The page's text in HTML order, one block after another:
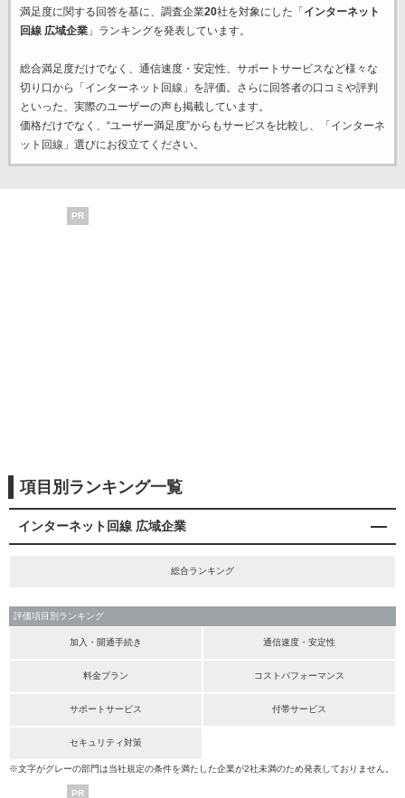
満足度に関する回答を基に、調査企業20社を対象にした「 インターネット
回線 広域企業」ランキングを発表しています。
総合満足度だけでなく、通信速度・安定性、サポートサービスなど様々な
切り口から「インターネット回線」を評価。さらに回答者の口コミや評判
といった、実際のユーザーの声も掲載しています。
価格だけでなく、“ユーザー満足度”からもサービスを比較し、「インターネ
ット回線」選びにお役立てください。
PR
項目別ランキング一覧
インターネット回線 広域企業
総合ランキング
評価項目別ランキング
加入・開通手続き 通信速度・安定性
料金プラン コストパフォーマンス
サポートサービス 付帯サービス
セキュリティ対策
※文字がグレーの部門は当社規定の条件を満たした企業が2社未満のため発表しておりません。
PR